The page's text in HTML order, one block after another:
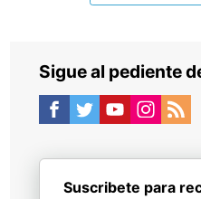
Sigue al pediente
Suscribete para